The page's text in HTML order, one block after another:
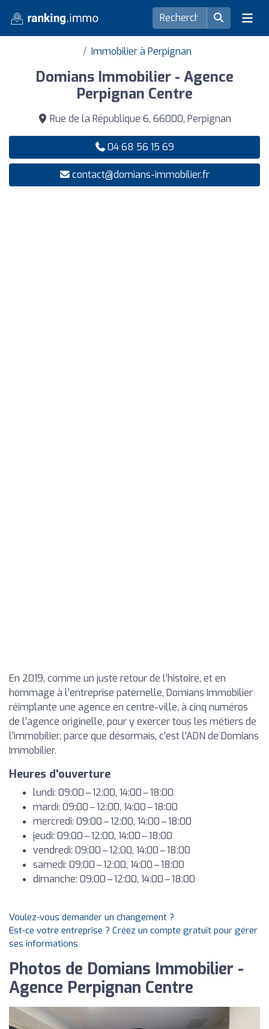
Immobilier à Perpignan
Domians Immobilier - Agence
Perpignan Centre
Rue de la République 6, 66000, Perpignan
04 68 56 15 69
contact@domians-immobilier.fr
En 2019, comme un juste retour de l’histoire, et en
hommage à l’entreprise paternelle, Domians Immobilier
réimplante une agence en centre-ville, à cinq numéros
de l’agence originelle, pour y exercer tous les métiers de
l’immobilier, parce que désormais, c’est l’ADN de Domians
Immobilier.
Heures d'ouverture
lundi: 09:00 – 12:00, 14:00 – 18:00
mardi: 09:00 – 12:00, 14:00 – 18:00
mercredi: 09:00 – 12:00, 14:00 – 18:00
jeudi: 09:00 – 12:00, 14:00 – 18:00
vendredi: 09:00 – 12:00, 14:00 – 18:00
samedi: 09:00 – 12:00, 14:00 – 18:00
dimanche: 09:00 – 12:00, 14:00 – 18:00
Voulez-vous demander un changement ?
Est-ce votre entreprise ? Créez un compte gratuit pour gérer
ses informations
Photos de Domians Immobilier -
Agence Perpignan Centre